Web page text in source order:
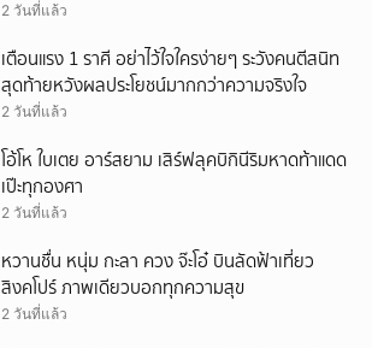
2 วันที่แล้ว
เตือนแรง 1 ราศี อย่าไว้ใจใครง่ายๆ ระวังคนตีสนิท
สุดท้ายหวังผลประโยชน์มากกว่าความจริงใจ
2 วันที่แล้ว
โอ้โห ใบเตย อาร์สยาม เสิร์ฟลุคบิกินีริมหาดท้าแดด
เป๊ะทุกองศา
2 วันที่แล้ว
หวานชื่น หนุ่ม กะลา ควง จ๊ะโอ๋ บินลัดฟ้าเที่ยว
สิงคโปร์ ภาพเดียวบอกทุกความสุข
2 วันที่แล้ว